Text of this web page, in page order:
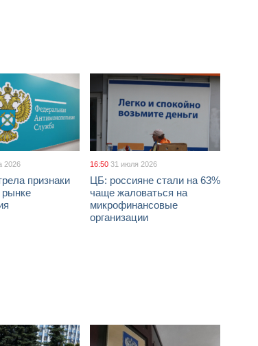
2026
признаки
рынке
16:50 31 июля 2026
ЦБ: россияне стали на 63%
чаще жаловаться на
микрофинансовые
организации